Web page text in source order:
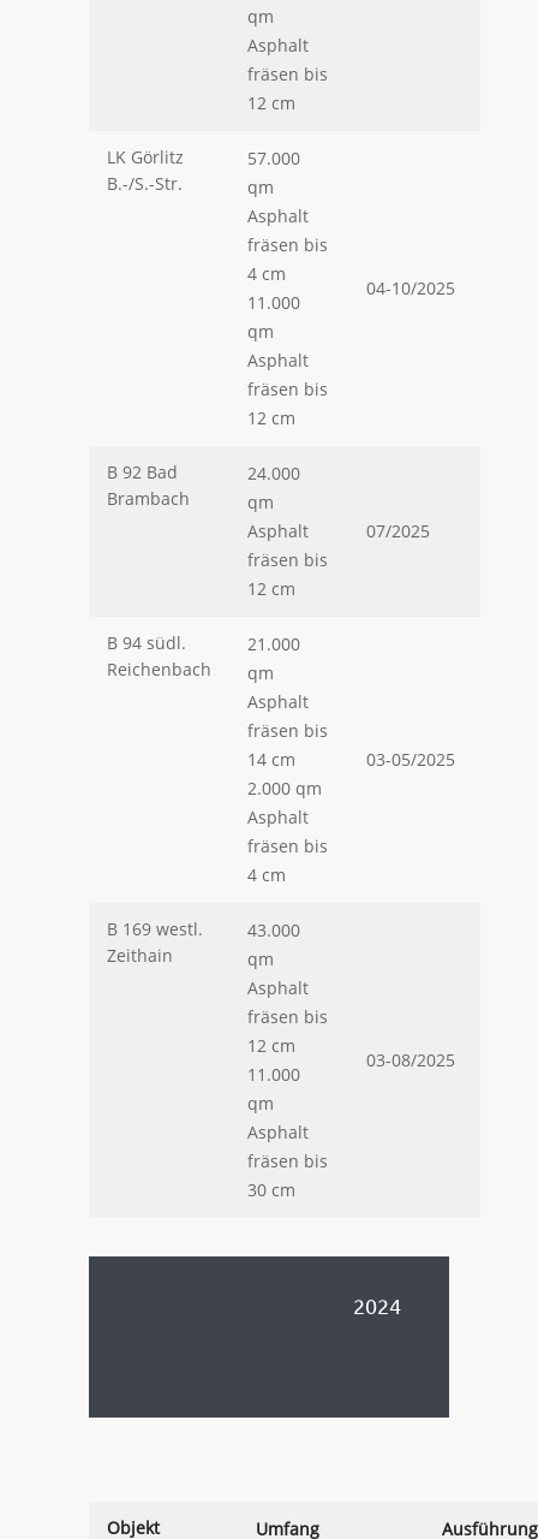
qm
Asphalt
fräsen bis
12 cm
LK Görlitz
B.-/S.-Str.
57.000
qm
Asphalt
fräsen bis
4 cm
11.000
qm
Asphalt
fräsen bis
12 cm
04-10/2025
B 92 Bad
Brambach
24.000
qm
Asphalt
fräsen bis
12 cm
07/2025
B 94 südl.
Reichenbach
21.000
qm
Asphalt
fräsen bis
14 cm
2.000 qm
Asphalt
fräsen bis
4 cm
03-05/2025
B 169 westl.
Zeithain
43.000
qm
Asphalt
fräsen bis
12 cm
11.000
qm
Asphalt
fräsen bis
30 cm
03-08/2025
2024
Objekt Umfang Ausführung